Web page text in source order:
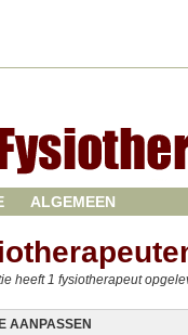
ALGEMEEN
heeft 1 fysiotherapeut
AANPASSEN